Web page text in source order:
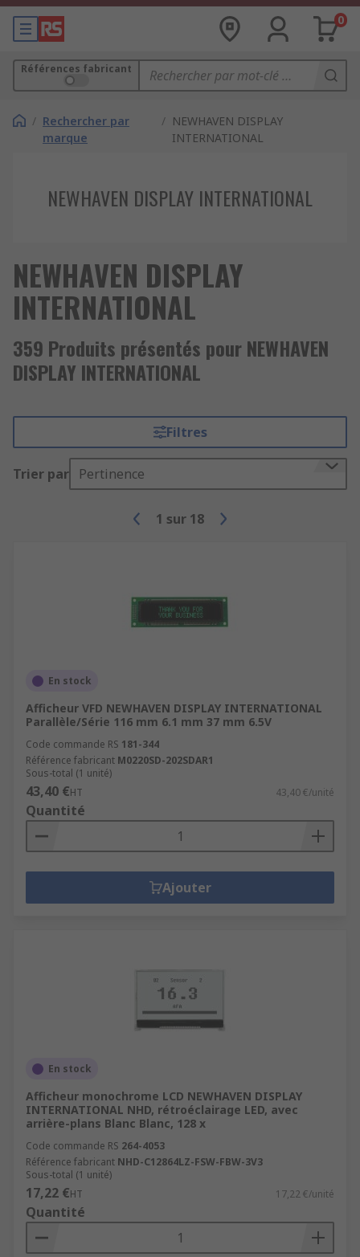
0
Références fabricant
/ Rechercher par
marque
/ NEWHAVEN DISPLAY
INTERNATIONAL
NEWHAVEN DISPLAY INTERNATIONAL
NEWHAVEN DISPLAY
INTERNATIONAL
359 Produits présentés pour NEWHAVEN
DISPLAY INTERNATIONAL
Filtres
Trier par Pertinence
1 sur 18
En stock
Afficheur VFD NEWHAVEN DISPLAY INTERNATIONAL
Parallèle/Série 116 mm 6.1 mm 37 mm 6.5V
Code commande RS 181-344
Référence fabricant M0220SD-202SDAR1
Sous-total (1 unité)
43,40 €HT 43,40 €/unité
Quantité
Ajouter
En stock
Afficheur monochrome LCD NEWHAVEN DISPLAY
INTERNATIONAL NHD, rétroéclairage LED, avec
arrière-plans Blanc Blanc, 128 x
Code commande RS 264-4053
Référence fabricant NHD-C12864LZ-FSW-FBW-3V3
Sous-total (1 unité)
17,22 €HT 17,22 €/unité
Quantité